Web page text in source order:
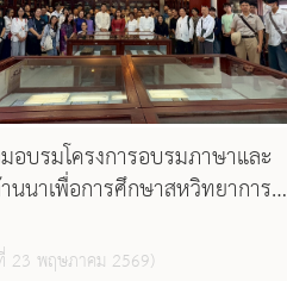
มอบรมโครงการอบรมภาษาและ
นนาเพื่อการศึกษาสหวิทยาการ
ชมการจัดแสดงเอกสารโบราณ และ
23 พฤษภาคม 2569)